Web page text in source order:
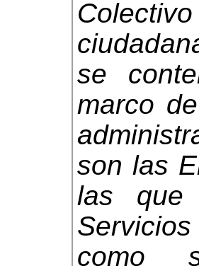
se
marco
son las
las que
como